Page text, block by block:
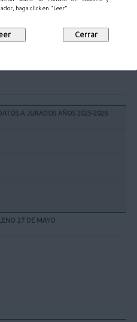
haga click en "Leer"
CUBIERTA "EL PARQUE" DE
A JURADOS AÑOS 2025-2026
27 DE MAYO